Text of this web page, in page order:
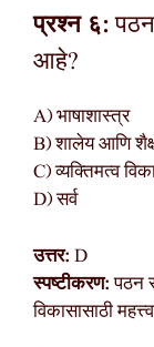
प्रश्न ६:पठन
आहे?
A) भाषाशास्त्र
B) शालेय आणि
C) व्यक्तिमत्व
D) सर्व
उत्तर: D
स्पष्टीकरण:पठन
विकासासाठी